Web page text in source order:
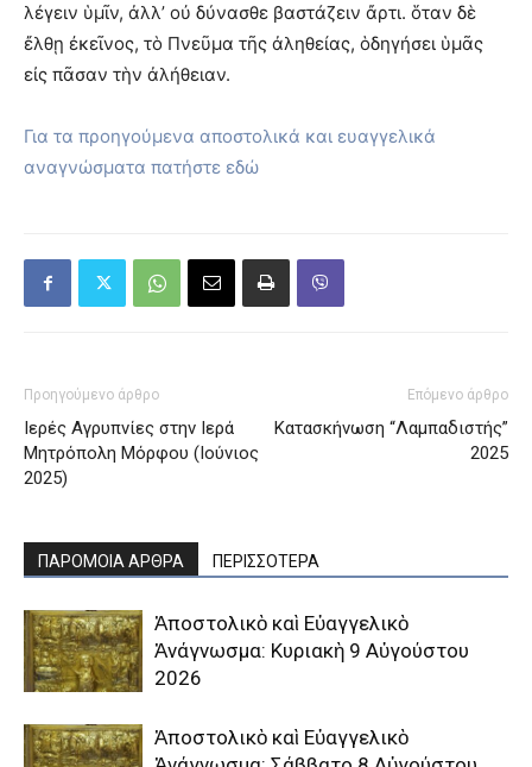
λέγειν ὑμῖν, ἀλλ’ οὐ δύνασθε βαστάζειν ἄρτι. ὅταν δὲ
ἔλθῃ ἐκεῖνος, τὸ Πνεῦμα τῆς ἀληθείας, ὁδηγήσει ὑμᾶς
εἰς πᾶσαν τὴν ἀλήθειαν.
Για τα προηγούμενα αποστολικά και ευαγγελικά
αναγνώσματα πατήστε εδώ
Προηγούμενο άρθρο
Ιερές Αγρυπνίες στην Ιερά
Μητρόπολη Μόρφου (Ιούνιος
2025)
Επόμενο άρθρο
Κατασκήνωση “Λαμπαδιστής”
2025
ΠΑΡΟΜΟΙΑ ΑΡΘΡΑ ΠΕΡΙΣΣΟΤΕΡΑ
Ἀποστολικὸ καὶ Εὐαγγελικὸ
Ἀνάγνωσμα: Κυριακὴ 9 Αὐγούστου
2026
Ἀποστολικὸ καὶ Εὐαγγελικὸ